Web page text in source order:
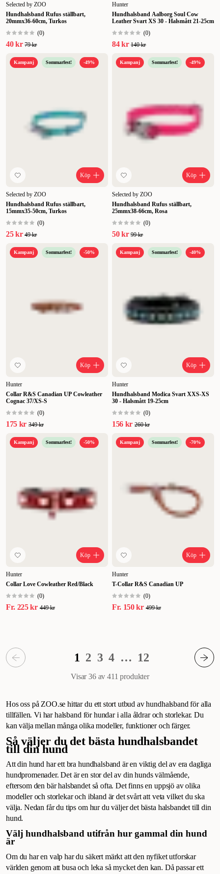
Selected by ZOO
Hundhalsband Rufus ställbart,
20mmx36-60cm, Turkos
(0)
40 kr 79 kr
Hunter
Hundhalsband Aalborg Soul Cow
Leather Svart XS 30 - Halsmått 21-25cm
(0)
84 kr 140 kr
Kampanj Sommarfest! -49%
Köp
Selected by ZOO
Hundhalsband Rufus ställbart,
15mmx35-50cm, Turkos
(0)
25 kr 49 kr
Kampanj Sommarfest! -49%
Köp
Selected by ZOO
Hundhalsband Rufus ställbart,
25mmx38-66cm, Rosa
(0)
50 kr 99 kr
Kampanj Sommarfest! -50%
Köp
Hunter
Collar R&S Canadian UP Cowleather
Cognac 37/XS-S
(0)
175 kr 349 kr
Kampanj Sommarfest! -40%
Köp
Hunter
Hundhalsband Modica Svart XXS-XS
30 - Halsmått 19-25cm
(0)
156 kr 260 kr
Kampanj Sommarfest! -50%
Köp
Hunter
Collar Love Cowleather Red/Black
(0)
Fr. 225 kr 449 kr
Kampanj Sommarfest! -70%
Köp
Hunter
T-Collar R&S Canadian UP
(0)
Fr. 150 kr 499 kr
1 2 3 4 … 12
Visar 36 av 411 produkter
Hos oss på ZOO.se hittar du ett stort utbud av hundhalsband för alla
tillfällen. Vi har halsband för hundar i alla åldrar och storlekar. Du
kan välja mellan många olika modeller, funktioner och färger.
Så väljer du det bästa hundhalsbandet
till din hund
Att din hund har ett bra hundhalsband är en viktig del av era dagliga
hundpromenader. Det är en stor del av din hunds välmående,
eftersom den bär halsbandet så ofta. Det finns en uppsjö av olika
modeller och storlekar och ibland är det svårt att veta vilket du ska
välja. Nedan får du tips om hur du väljer det bästa halsbandet till din
hund.
Välj hundhalsband utifrån hur gammal din hund
är
Om du har en valp har du säkert märkt att den nyfiket utforskar
världen genom att busa och leka så mycket den kan. Då passar ett